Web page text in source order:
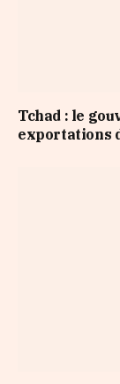
Tchad : le
exportations